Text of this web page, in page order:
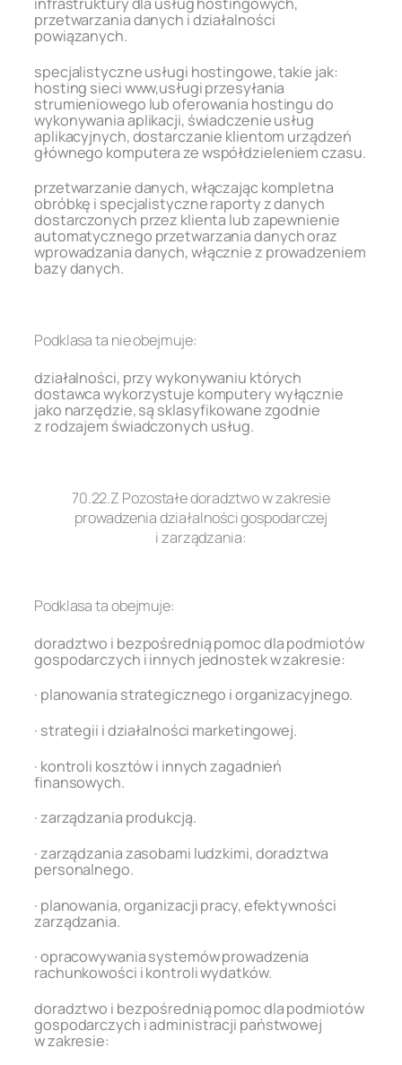
przetwarzania danych i działalności
powiązanych.
specjalistyczne usługi hostingowe, takie jak:
hosting sieci www,usługi przesyłania
strumieniowego lub oferowania hostingu do
wykonywania aplikacji, świadczenie usług
aplikacyjnych, dostarczanie klientom urządzeń
głównego komputera ze współdzieleniem czasu.
przetwarzanie danych, włączając kompletna
obróbkę i specjalistyczne raporty z danych
dostarczonych przez klienta lub zapewnienie
automatycznego przetwarzania danych oraz
wprowadzania danych, włącznie z prowadzeniem
bazy danych.
Podklasa ta nie obejmuje:
działalności, przy wykonywaniu których
dostawca wykorzystuje komputery wyłącznie
jako narzędzie, są sklasyfikowane zgodnie
z rodzajem świadczonych usług.
70.22.Z Pozostałe doradztwo w zakresie
prowadzenia działalności gospodarczej
i zarządzania:
Podklasa ta obejmuje:
doradztwo i bezpośrednią pomoc dla podmiotów
gospodarczych i innych jednostek w zakresie:
· planowania strategicznego i organizacyjnego.
· strategii i działalności marketingowej.
· kontroli kosztów i innych zagadnień
finansowych.
· zarządzania produkcją.
· zarządzania zasobami ludzkimi, doradztwa
personalnego.
· planowania, organizacji pracy, efektywności
zarządzania.
· opracowywania systemów prowadzenia
rachunkowości i kontroli wydatków.
doradztwo i bezpośrednią pomoc dla podmiotów
gospodarczych i administracji państwowej
w zakresie: